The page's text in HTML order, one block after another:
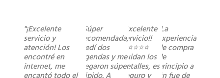
"¡Excelente
servicio y
atención! Los
encontré en
internet, me
"Súper
recomendada,
pedí dos
agendas y me
llegaron súper
"Excelente
servicio!!
⭐️⭐️⭐️⭐️⭐️
cuidan los
detalles, es
"La
experiencia
de compra
de
principio a